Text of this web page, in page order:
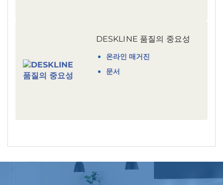
DESKLINE 품질의 중요성
온라인 매거진
문서